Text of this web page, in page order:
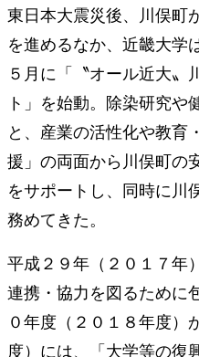
東⽇本⼤震災後、川俣町
を進めるなか、近畿⼤学
５⽉に「〝オール近⼤〟
ト」を始動。除染研究や
と、産業の活性化や教育
援」の両⾯から川俣町の
をサポートし、同時に川
務めてきた。
平成２９年（２０１７年
連携・協⼒を図るために
０年度（２０１８年度）
度）には、「⼤学等の復